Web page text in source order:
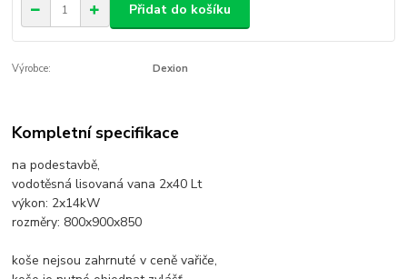
Přidat do košíku
Výrobce: Dexion
Kompletní specifikace
na podestavbě,
vodotěsná lisovaná vana 2x40 Lt
výkon: 2x14kW
rozměry: 800x900x850
koše nejsou zahrnuté v ceně vařiče,